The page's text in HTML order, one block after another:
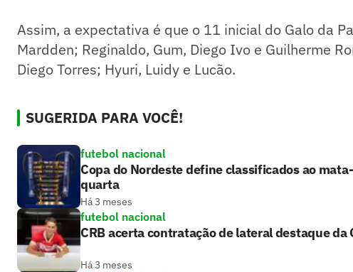
Assim, a expectativa é que o 11 inicial do Galo da
Mardden; Reginaldo, Gum, Diego Ivo e Guilherme
Diego Torres; Hyuri, Luidy e Lucão.
SUGERIDA PARA VOCÊ!
futebol nacional
Copa do Nordeste define classificados ao
quarta
Há 3 meses
futebol nacional
CRB acerta contratação de lateral destaque da
Há 3 meses